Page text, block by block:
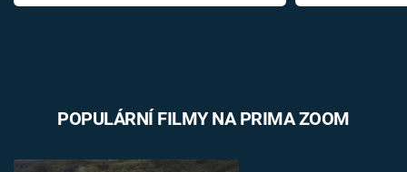
POPULÁRNÍ FILMY NA PRIMA ZOOM